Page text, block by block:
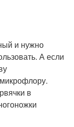
и нужно
А если